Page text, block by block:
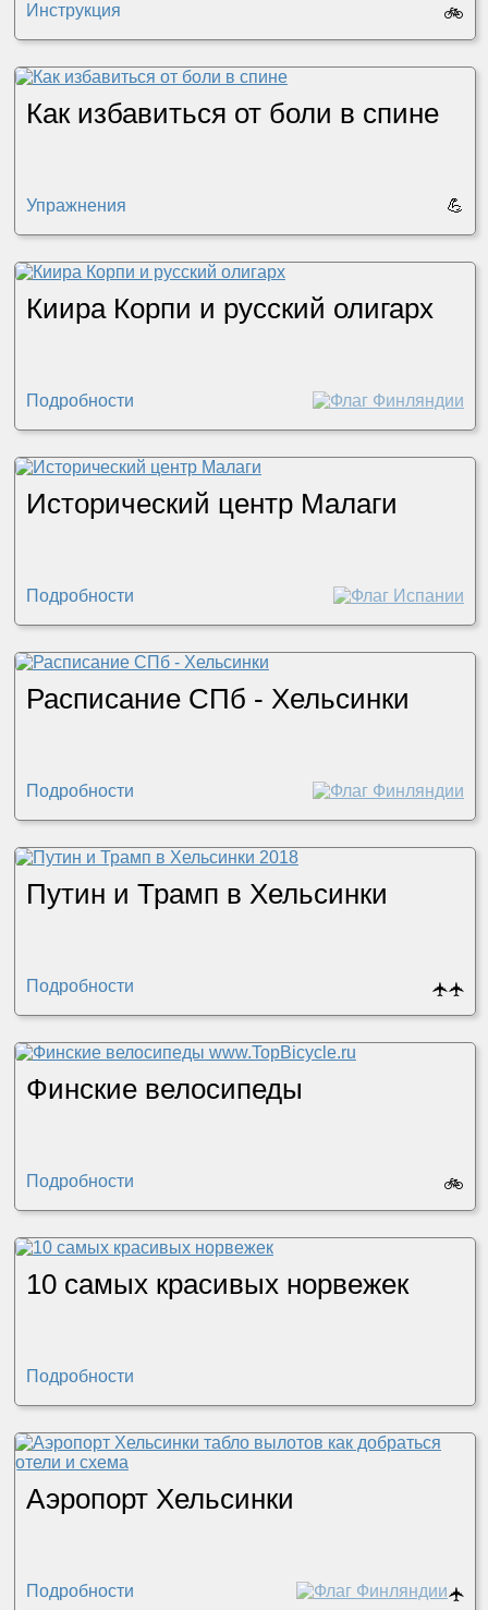
Инструкция 🚲
Как избавиться от боли в спине
Упражнения 💪
Киира Корпи и русский олигарх
Подробности
Исторический центр Малаги
Подробности
Расписание СПб - Хельсинки
Подробности
Путин и Трамп в Хельсинки
Подробности 🛧
🛧
Финские велосипеды
Подробности 🚲
10 самых красивых норвежек
Подробности
Аэропорт Хельсинки
Подробности 🛧